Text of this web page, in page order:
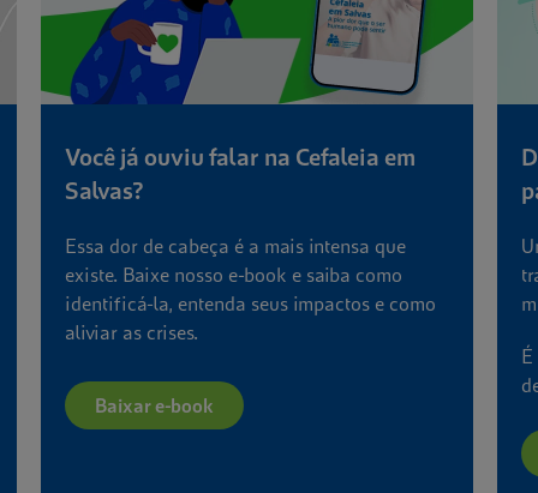
em
que
como
e como
Dermatite Atópica - Tá na pele,
Um e-book com conteúdo importante
tratamento, diagnóstico, redes de apoio
muito mais.
desinformação.